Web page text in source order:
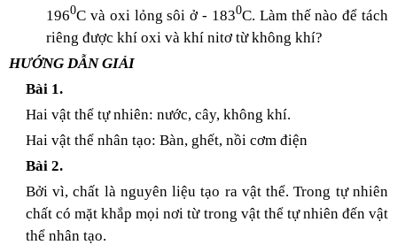
1960C và oxi lỏng sôi ở - 1830C. Làm thế nào để tách
riêng được khí oxi và khí nitơ từ không khí?
HƯỚNG DẪN GIẢI
Bài 1.
Hai vật thể tự nhiên: nước, cây, không khí.
Hai vật thể nhân tạo: Bàn, ghết, nồi cơm điện
Bài 2.
Bởi vì, chất là nguyên liệu tạo ra vật thể. Trong tự nhiên
chất có mặt khắp mọi nơi từ trong vật thể tự nhiên đến vật
thể nhân tạo.